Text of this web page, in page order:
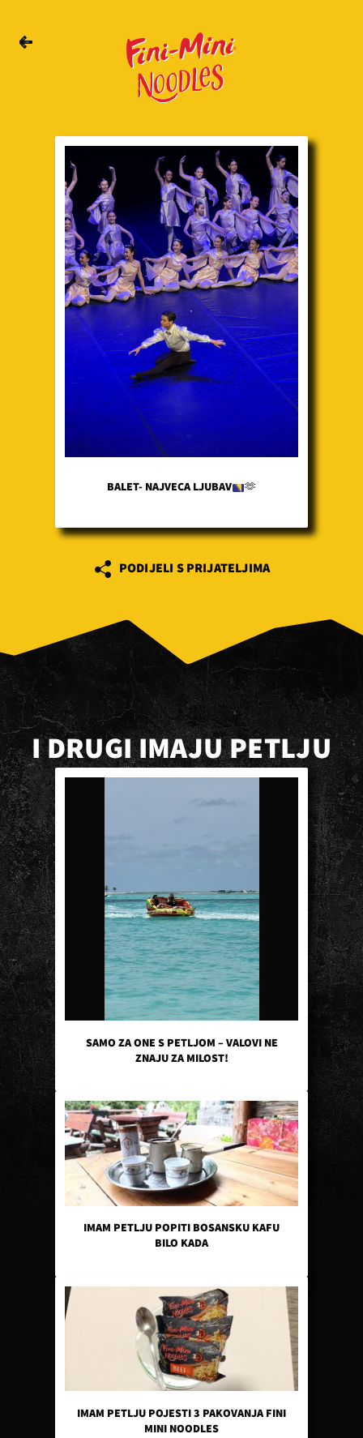
BALET- NAJVECA LJUBAV 🫶
PODIJELI S PRIJATELJIMA
I DRUGI IMAJU PETLJU
SAMO ZA ONE S PETLJOM – VALOVI NE
ZNAJU ZA MILOST!
IMAM PETLJU POPITI BOSANSKU KAFU
BILO KADA
IMAM PETLJU POJESTI 3 PAKOVANJA FINI
MINI NOODLES